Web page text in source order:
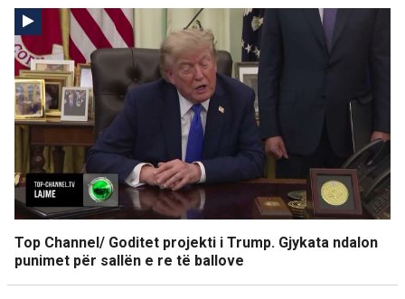
Top Channel/ Goditet projekti i Trump. Gjykata ndalon
punimet për sallën e re të ballove